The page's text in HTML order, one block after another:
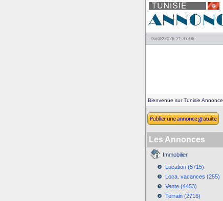
06/08/2026 21:37:06
Bienvenue sur Tunisie Annonce.
Les Annonces
Immobilier
Location (5715)
Loca. vacances (255)
Vente (4453)
Terrain (2716)